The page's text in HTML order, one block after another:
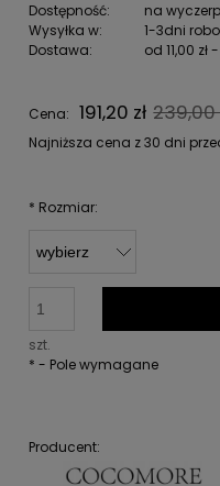
Dostępność:
na
Wysyłka w:
1-3dni
Dostawa:
od 11,00 zł-
Cena nie zawiera
Cena: 191,20 zł 239,00
Najniższa cena z 30 dni
* Rozmiar:
szt.
* - Pole wymagane
Producent: